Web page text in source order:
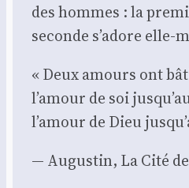
des hommes : la
seconde s’adore elle-
« Deux amours ont
l’amour de soi
l’amour de Dieu
— Augus­tin, La Cité